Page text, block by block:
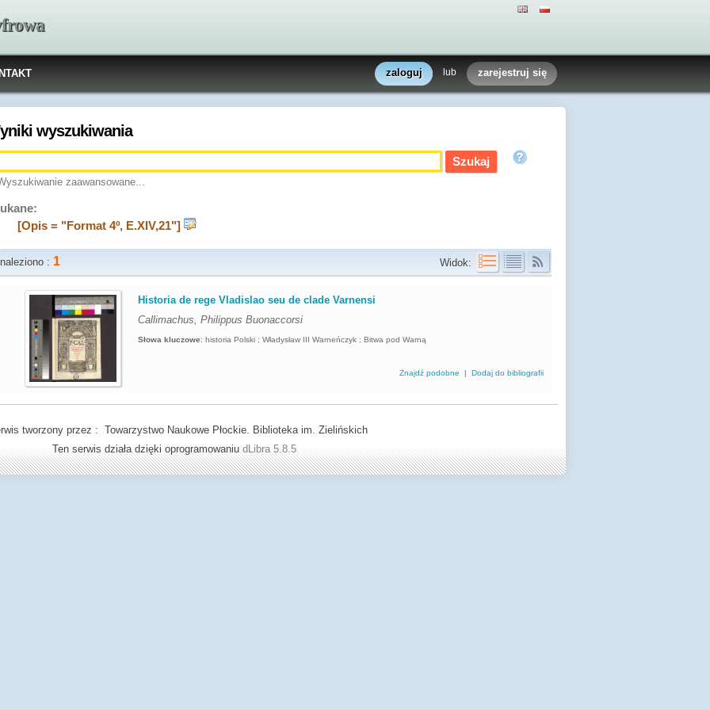
zaloguj lub zarejestruj się
wyszukiwania
zaawansowane...
[Opis = "Format 4º, E.XIV,21"]
: 1 Widok:
Historia de rege Vladislao seu de clade Varnensi
Callimachus, Philippus Buonaccorsi
Słowa kluczowe:historia Polski ; Władysław III Warneńczyk ; Bitwa pod Warną
Znajdź podobne |Dodaj do bibliografii
tworzony przez : Towarzystwo Naukowe Płockie. Biblioteka im. Zielińskich
Ten serwis działa dzięki oprogramowaniu dLibra 5.8.5